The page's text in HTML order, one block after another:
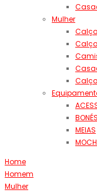
Mulher
MEIAS
Home
Homem
Mulher